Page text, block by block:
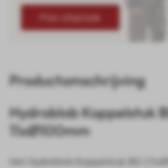
Plan afspraak
Productomschrijving
Hydroblob Koppelstuk
11xØ100mm
Het Hydroblob Koppelstuk BD